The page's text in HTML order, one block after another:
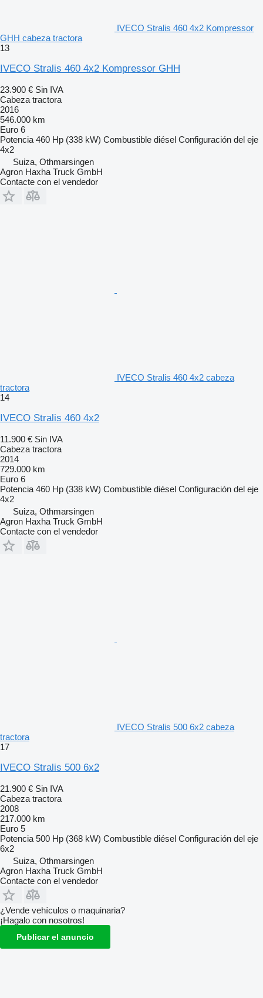
IVECO Stralis 460 4x2 Kompressor
GHH cabeza tractora
13
IVECO Stralis 460 4x2 Kompressor GHH
23.900 € Sin IVA
Cabeza tractora
2016
546.000 km
Euro 6
Potencia 460 Hp (338 kW) Combustible diésel Configuración del eje
4x2
Suiza, Othmarsingen
Agron Haxha Truck GmbH
Contacte con el vendedor
IVECO Stralis 460 4x2 cabeza
tractora
14
IVECO Stralis 460 4x2
11.900 € Sin IVA
Cabeza tractora
2014
729.000 km
Euro 6
Potencia 460 Hp (338 kW) Combustible diésel Configuración del eje
4x2
Suiza, Othmarsingen
Agron Haxha Truck GmbH
Contacte con el vendedor
IVECO Stralis 500 6x2 cabeza
tractora
17
IVECO Stralis 500 6x2
21.900 € Sin IVA
Cabeza tractora
2008
217.000 km
Euro 5
Potencia 500 Hp (368 kW) Combustible diésel Configuración del eje
6x2
Suiza, Othmarsingen
Agron Haxha Truck GmbH
Contacte con el vendedor
¿Vende vehículos o maquinaria?
¡Hagalo con nosotros!
Publicar el anuncio